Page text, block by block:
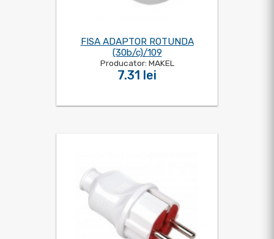
FISA ADAPTOR ROTUNDA
(30b/c)/109
Producator: MAKEL
7.31 lei